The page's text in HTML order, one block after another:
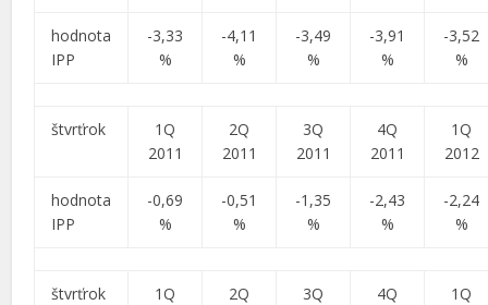
hodnota
IPP
-3,33
%
-4,11
%
-3,49
%
-3,91
%
-3,52
%
štvrťrok
1Q
2011
2Q
2011
3Q
2011
4Q
2011
1Q
2012
hodnota
IPP
-0,69
%
-0,51
%
-1,35
%
-2,43
%
-2,24
%
štvrťrok
1Q
2Q
3Q
4Q
1Q